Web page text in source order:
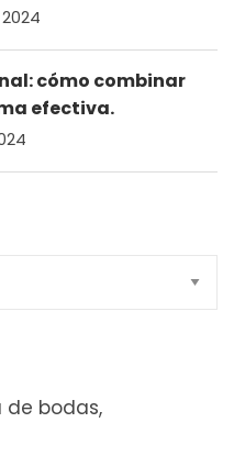
cómo combinar
efectiva.
de bodas